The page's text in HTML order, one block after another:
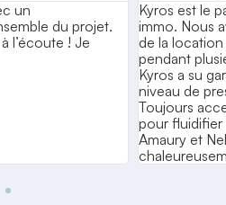
un
du projet.
l’écoute ! Je
Kyros est le
immo. Nous
de la
pendant
Kyros a su
niveau de
Toujours
pour
Amaury et